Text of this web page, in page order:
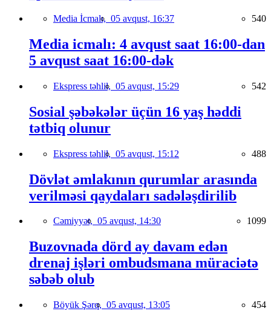
Media İcmalı, 05 avqust, 16:37 540
Media icmalı: 4 avqust saat 16:00-dan
5 avqust saat 16:00-dək
Ekspress təhlil, 05 avqust, 15:29 542
Sosial şəbəkələr üçün 16 yaş həddi
tətbiq olunur
Ekspress təhlil, 05 avqust, 15:12 488
Dövlət əmlakının qurumlar arasında
verilməsi qaydaları sadələşdirilib
Cəmiyyət, 05 avqust, 14:30 1099
Buzovnada dörd ay davam edən
drenaj işləri ombudsmana müraciətə
səbəb olub
Böyük Şərq, 05 avqust, 13:05 454